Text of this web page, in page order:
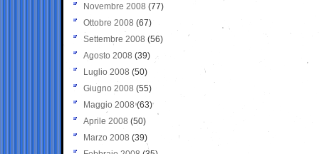
Novembre 2008 (77)
Ottobre 2008 (67)
Settembre 2008 (56)
Agosto 2008 (39)
Luglio 2008 (50)
Giugno 2008 (55)
Maggio 2008(63)
Aprile 2008 (50)
Marzo 2008 (39)